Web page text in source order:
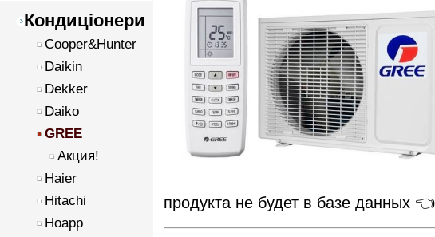
Кондиціонери
Cooper&Hunter
Daikin
Dekker
Daiko
GREE
Акция!
Haier
Hitachi
Hoapp
продукта не будет в базе данных 👈